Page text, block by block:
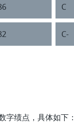
C
C-
字绩点，具体如下：